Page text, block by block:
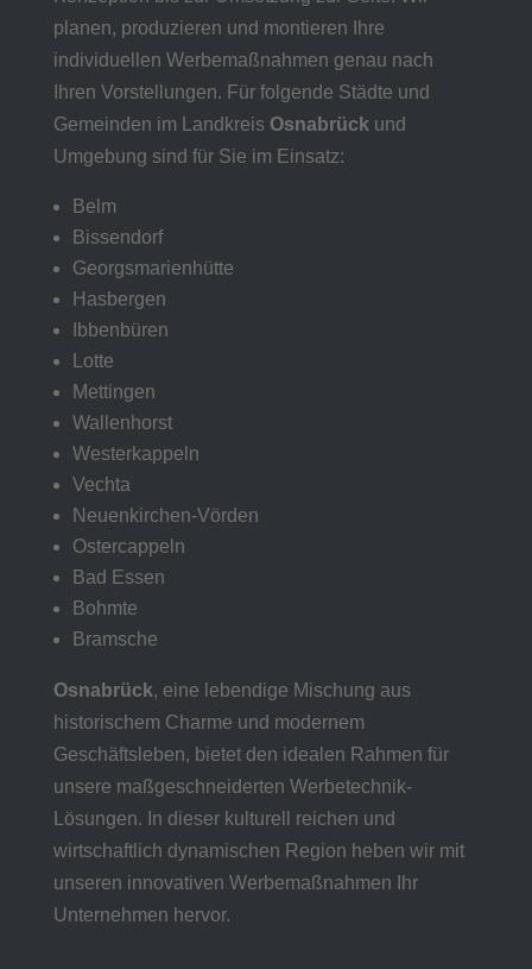
planen, produzieren und montieren Ihre
individuellen Werbemaßnahmen genau nach
Ihren Vorstellungen. Für folgende Städte und
Gemeinden im Landkreis Osnabrück und
Umgebung sind für Sie im Einsatz:
Belm
Bissendorf
Georgsmarienhütte
Hasbergen
Ibbenbüren
Lotte
Mettingen
Wallenhorst
Westerkappeln
Vechta
Neuenkirchen-Vörden
Ostercappeln
Bad Essen
Bohmte
Bramsche
Osnabrück, eine lebendige Mischung aus
historischem Charme und modernem
Geschäftsleben, bietet den idealen Rahmen für
unsere maßgeschneiderten Werbetechnik-
Lösungen. In dieser kulturell reichen und
wirtschaftlich dynamischen Region heben wir mit
unseren innovativen Werbemaßnahmen Ihr
Unternehmen hervor.